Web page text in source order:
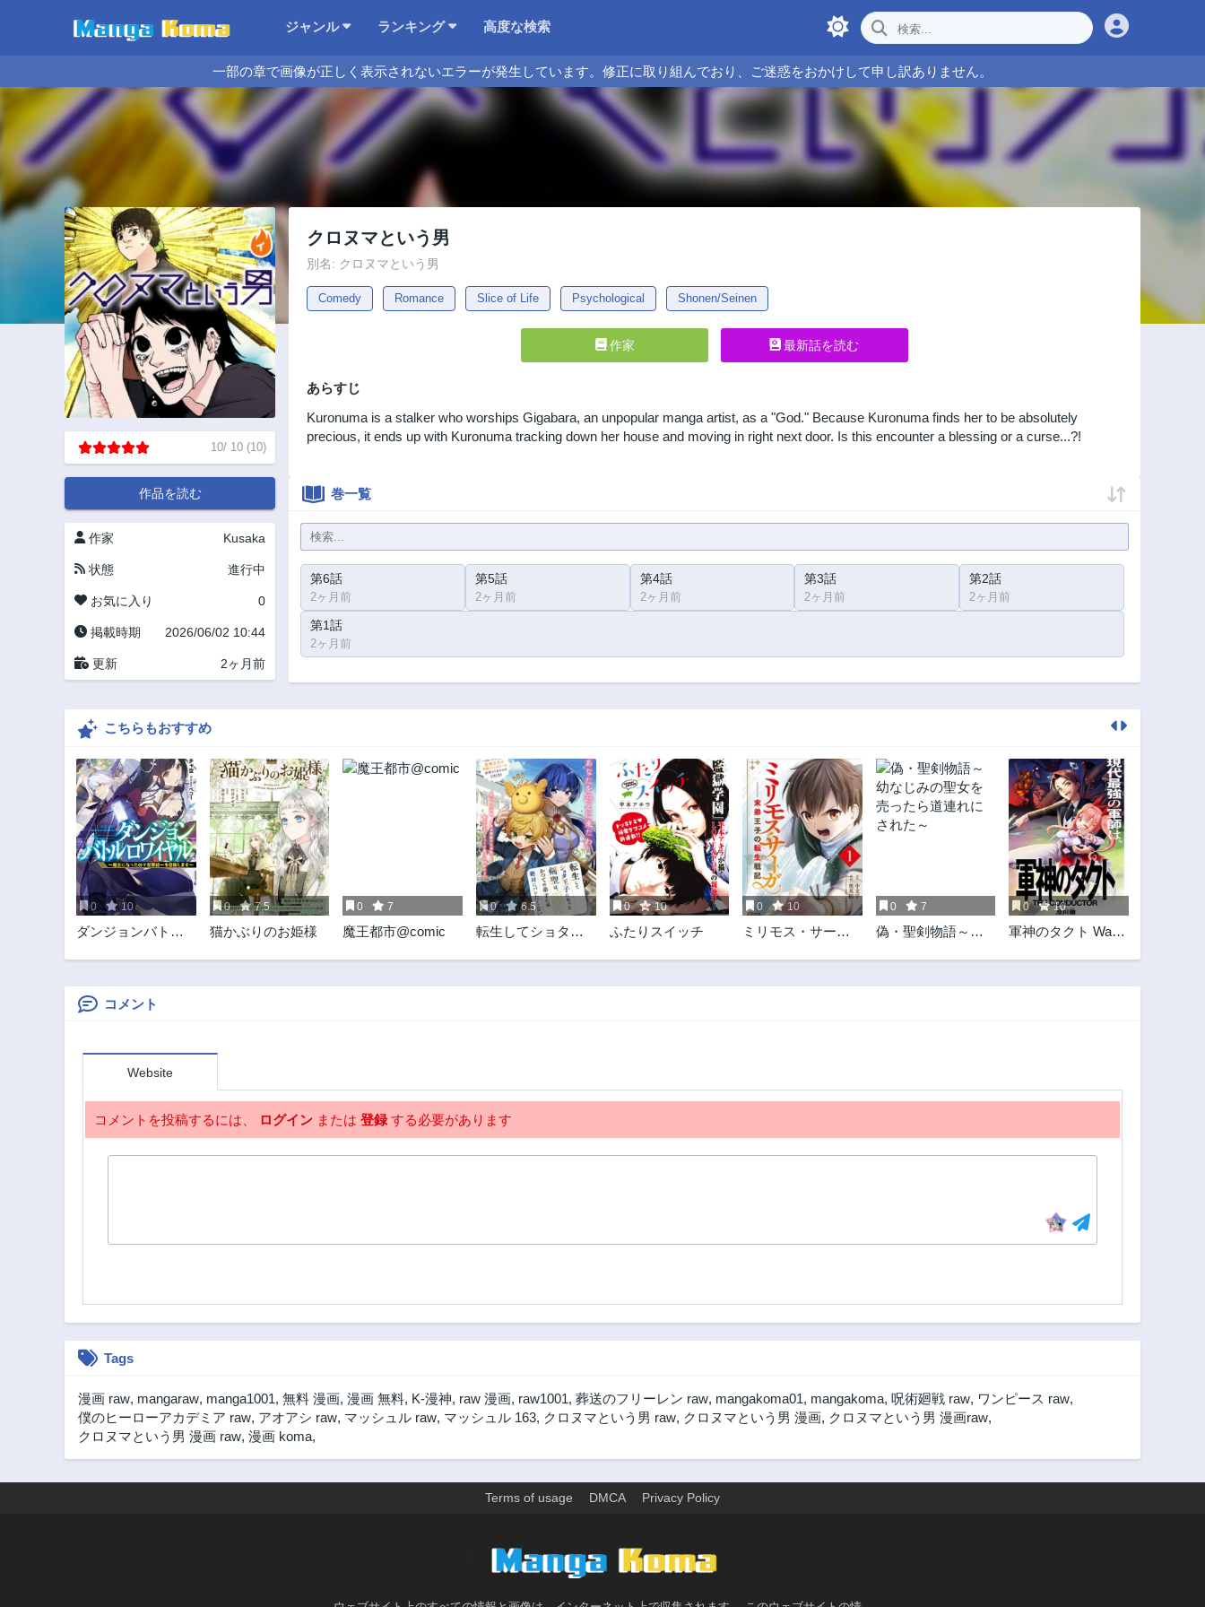
ジャンル ランキング 高度な検索
一部の章で画像が正しく表示されないエラーが発生しています。修正に取り組んでおり、ご迷惑をおかけして申し訳ありません。
10/ 10 (10)
作品を読む
作家 Kusaka
状態 進行中
お気に入り 0
掲載時期 2026/06/02 10:44
更新 2ヶ月前
クロヌマという男
別名: クロヌマという男
Comedy Romance Slice of Life Psychological Shonen/Seinen
作家 最新話を読む
あらすじ
Kuronuma is a stalker who worships Gigabara, an unpopular manga artist, as a "God." Because Kuronuma finds her to be absolutely
precious, it ends up with Kuronuma tracking down her house and moving in right next door. Is this encounter a blessing or a curse...?!
巻一覧
第6話
2ヶ月前
第5話
2ヶ月前
第4話
2ヶ月前
第3話
2ヶ月前
第2話
2ヶ月前
第1話
2ヶ月前
こちらもおすすめ
0 10
ダンジョンバトル
統一を目指しま
す〜
0 7.5
猫かぶりのお姫様
0 7
魔王都市@comic
0 6.5
転生してショタ王
には絶対にバレた
0 10
ふたりスイッチ
0 10
ミリモス・サーガ
0 7
偽・聖剣物語～幼
れた～
0 10
軍神のタクト War
コメント
Website
コメントを投稿するには、 ログイン または 登録する必要があります
Tags
漫画 raw, mangaraw, manga1001, 無料 漫画, 漫画 無料, K-漫神, raw 漫画, raw1001, 葬送のフリーレン raw, mangakoma01, mangakoma, 呪術廻戦 raw, ワンピース raw,
僕のヒーローアカデミア raw, アオアシ raw, マッシュル raw, マッシュル 163, クロヌマという男 raw, クロヌマという男 漫画, クロヌマという男 漫画raw,
クロヌマという男 漫画 raw, 漫画 koma,
Terms of usage DMCA Privacy Policy